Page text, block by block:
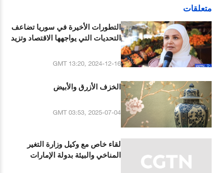
متعلقات
التطورات الأخيرة في سوريا تضاعف
التحديات التي يواجهها الاقتصاد وتزيد
GMT 13:20, 2024-12-16
الخزف الأزرق والأبيض
GMT 03:53, 2025-07-04
لقاء خاص مع وكيل وزارة التغير
المناخي والبيئة بدولة الإمارات